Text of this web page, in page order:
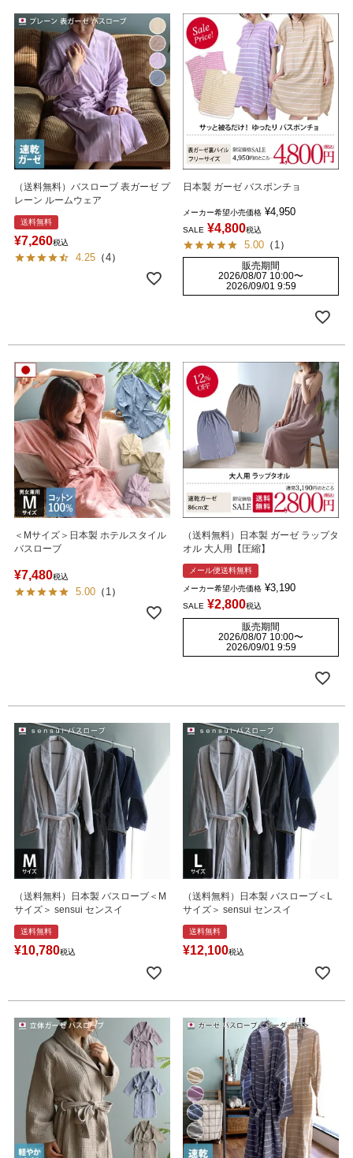
（送料無料）バスローブ 表ガーゼ プ
レーン ルームウェア
送料無料
¥7,260税込
4.25 （4）
日本製 ガーゼ バスポンチョ
メーカー希望小売価格 ¥4,950
SALE ¥4,800税込
5.00 （ 1 ）
販売期間
2026/08/07 10:00〜
2026/09/01 9:59
＜Mサイズ＞日本製 ホテルスタイル
バスローブ
¥7,480税込
5.00 （ 1 ）
（送料無料）日本製 ガーゼ ラップタ
オル 大人用【圧縮】
メール便送料無料
メーカー希望小売価格 ¥3,190
SALE ¥2,800税込
販売期間
2026/08/07 10:00〜
2026/09/01 9:59
（送料無料）日本製 バスローブ＜M
サイズ＞ sensui センスイ
送料無料
¥10,780税込
（送料無料）日本製 バスローブ＜L
サイズ＞ sensui センスイ
送料無料
¥12,100税込